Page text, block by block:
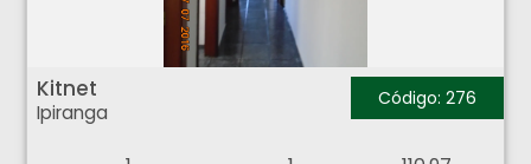
Kitnet
Ipiranga
Código: 276